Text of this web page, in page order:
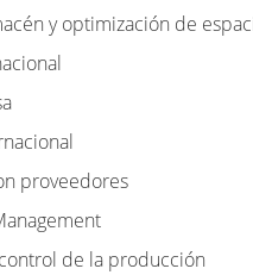
y optimización de
proveedores
de la producción